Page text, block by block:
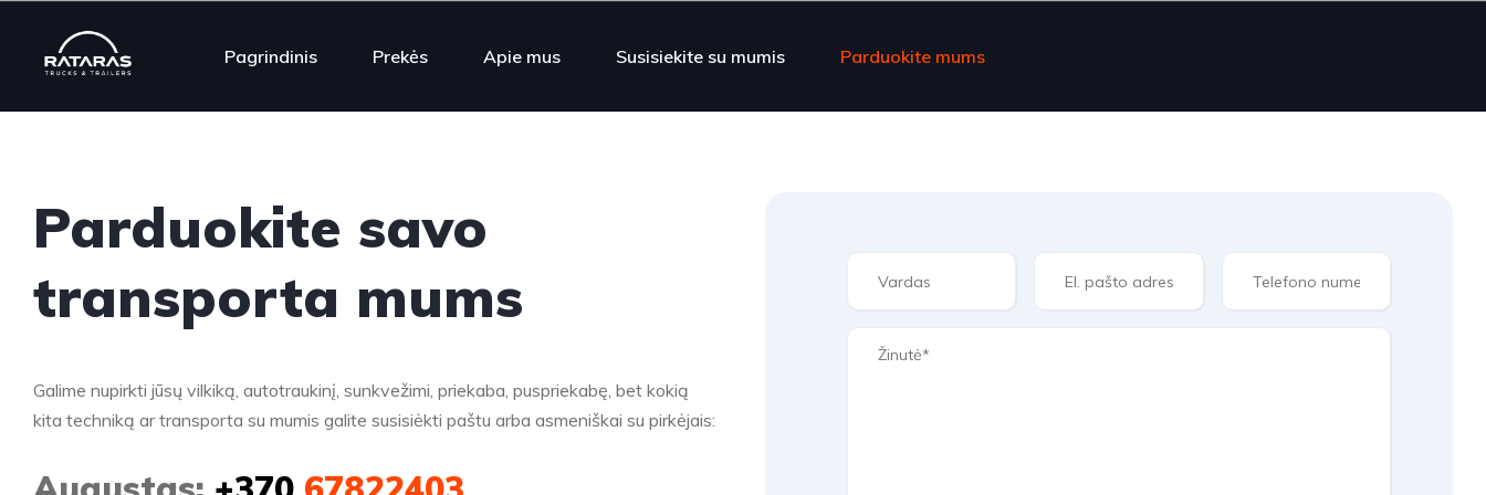
Pagrindinis Prekės Apie mus Susisiekite su mumis Parduokite mums
Parduokite savo
transporta mums
Galime nupirkti jūsų vilkiką, autotraukinį, sunkvežimi, priekaba, puspriekabę, bet kokią
kita techniką ar transporta su mumis galite susisiėkti paštu arba asmeniškai su pirkėjais: